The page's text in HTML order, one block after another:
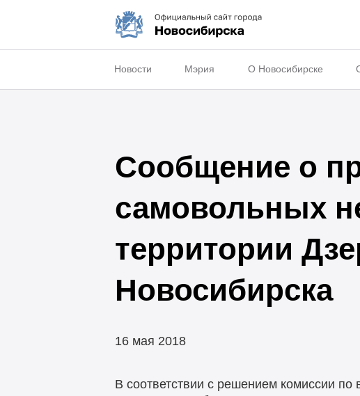
Новости Мэрия О Новосибирске
Сообщение о
самовольных
территории
Новосибирска
16 мая 2018
В соответствии с решением комиссии